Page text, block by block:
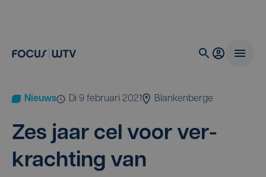
Nieuws di 9 februari 2021 Blankenberge
Zes jaar cel voor ver­
krach­ting van